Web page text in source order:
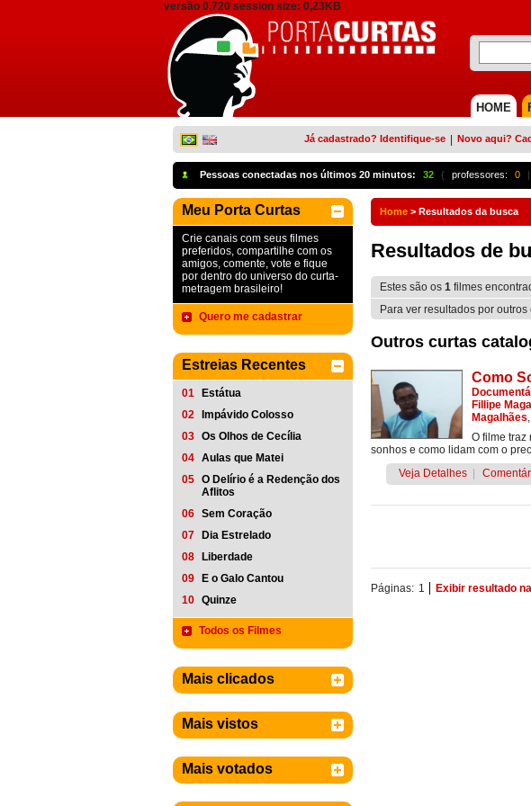
versão 0.720 session size: 0,23KB
HOME
Já cadastrado? Identifique-se Novo aqui?
Pessoas conectadas nos últimos 20 minutos: 32 { professores: 0 |
Meu Porta Curtas
Crie canais com seus filmes
preferidos, compartilhe com os
amigos, comente, vote e fique
por dentro do universo do curta-
metragem brasileiro!
Quero me cadastrar
Estreias Recentes
01
Estátua
02
Impávido Colosso
03 Os Olhos de Cecília
04 Aulas que Matei
05 O Delírio é a Redenção dos
Aflitos
06 Sem Coração
07
Dia Estrelado
08
Liberdade
09
E o Galo Cantou
10 Quinze
Todos os Filmes
Mais clicados
Mais vistos
Mais votados
Home > Resultados da busca
Resultados de
Estes são os 1 filmes
Para ver resultados por
Outros curtas
Como
Fillipe
Magalhães,
O filme traz
sonhos e como lidam com o
Veja Detalhes
Páginas: 1 Exibir resultado